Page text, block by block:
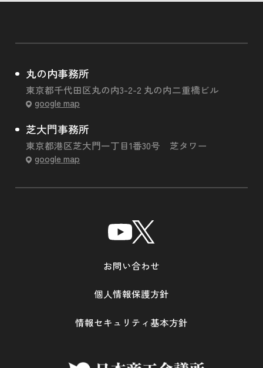
丸の内事務所
東京都千代田区丸の内3-2-2 丸の内二重橋ビル
google map
芝大門事務所
東京都港区芝大門一丁目1番30号 芝タワー
google map
お問い合わせ
個人情報保護方針
情報セキュリティ基本方針